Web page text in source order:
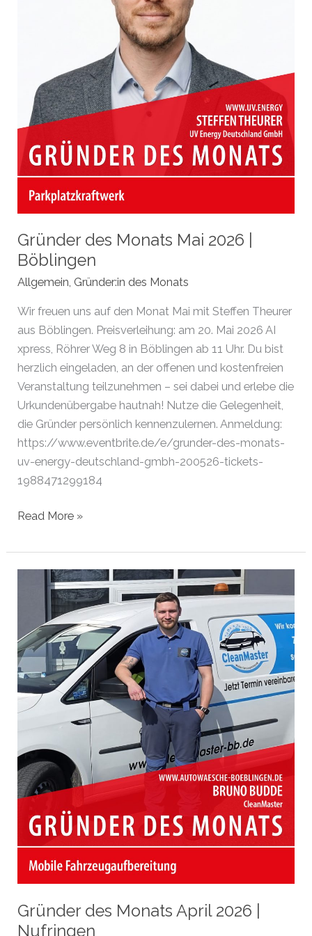
Gründer des Monats Mai 2026 |
Böblingen
Allgemein, Gründer:in des Monats
Wir freuen uns auf den Monat Mai mit Steffen Theurer
aus Böblingen. Preisverleihung: am 20. Mai 2026 AI
xpress, Röhrer Weg 8 in Böblingen ab 11 Uhr. Du bist
herzlich eingeladen, an der offenen und kostenfreien
Veranstaltung teilzunehmen – sei dabei und erlebe die
Urkundenübergabe hautnah! Nutze die Gelegenheit,
die Gründer persönlich kennenzulernen. Anmeldung:
https://www.eventbrite.de/e/grunder-des-monats-
uv-energy-deutschland-gmbh-200526-tickets-
1988471299184
Gründer
Monats
Mai
Böblingen
Read More »
Gründer des Monats April 2026 |
Nufringen